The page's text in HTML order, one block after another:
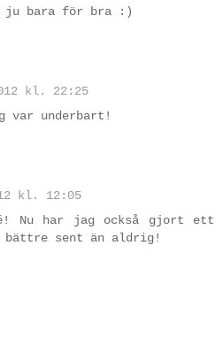
bara för bra :)
kl. 22:25
var underbart!
kl. 12:05
Nu har jag också gjort ett
sent än aldrig!